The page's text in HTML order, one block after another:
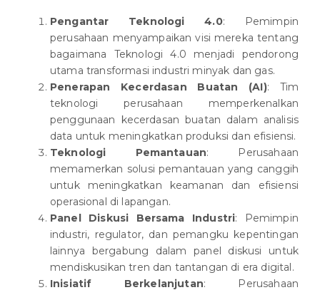
Pengantar Teknologi 4.0: Pemimpin
perusahaan menyampaikan visi mereka tentang
bagaimana Teknologi 4.0 menjadi pendorong
utama transformasi industri minyak dan gas.
Penerapan Kecerdasan Buatan (AI): Tim
teknologi perusahaan memperkenalkan
penggunaan kecerdasan buatan dalam analisis
data untuk meningkatkan produksi dan efisiensi.
Teknologi Pemantauan: Perusahaan
memamerkan solusi pemantauan yang canggih
untuk meningkatkan keamanan dan efisiensi
operasional di lapangan.
Panel Diskusi Bersama Industri: Pemimpin
industri, regulator, dan pemangku kepentingan
lainnya bergabung dalam panel diskusi untuk
mendiskusikan tren dan tantangan di era digital.
Inisiatif Berkelanjutan: Perusahaan